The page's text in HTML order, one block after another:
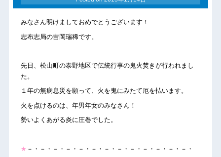
みなさん明けましておめでとうございます！
志布志局の吉岡瑞稀です。
先日、松山町の泰野地区で伝統行事の鬼火焚きが行われまし
た。
１年の無病息災を願って、火を鬼にみたて厄を払います。
火を点けるのは、年男年女のみなさん！
勢いよくあがる炎に圧巻でした。
★ －・－・－・－・－・－・－・－・－・－・－・－・－・